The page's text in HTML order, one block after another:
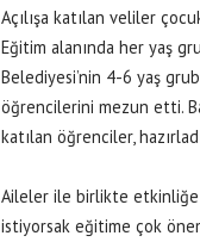
Açılışa katılan veliler
Eğitim alanında her yaş
Belediyesi’nin 4-6 yaş
öğrencilerini mezun etti.
katılan öğrenciler,
Aileler ile birlikte etkinliğe
istiyorsak eğitime çok